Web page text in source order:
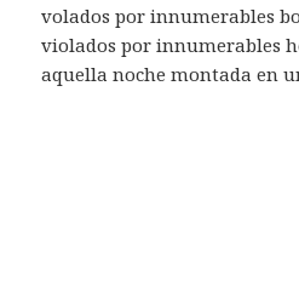
volados por innumerables
violados por innumerables
aquella noche montada en